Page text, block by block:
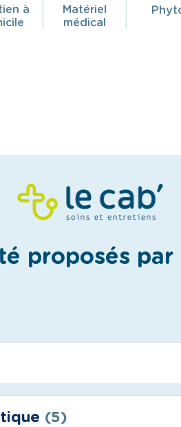
à
Matériel
médical
proposés
(5)